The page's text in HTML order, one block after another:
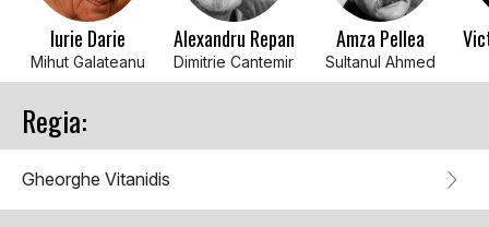
Iurie Darie
Mihut Galateanu
Alexandru Repan
Dimitrie Cantemir
Amza Pellea
Sultanul Ahmed
Regia:
Gheorghe Vitanidis